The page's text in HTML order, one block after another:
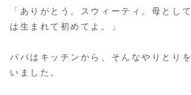
「ありがとう。スウィーティ。母とし
は生まれて初めてよ。」
パパはキッチンから、そんなやりとり
いました。